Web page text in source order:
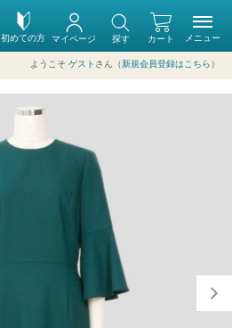
初めての方 カート
マイページ 探す
ようこそ ゲスト さん（新規会員登録はこちら ）
メニュー